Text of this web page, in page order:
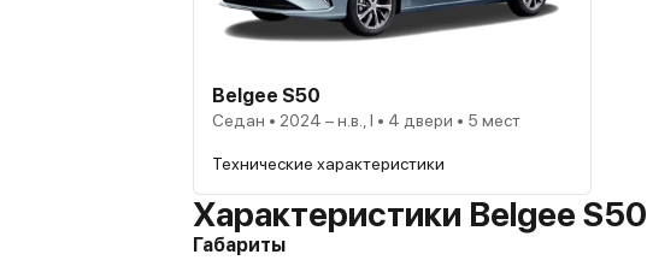
Belgee S50
Седан • 2024 – н.в., I • 4 двери • 5 мест
Технические характеристики
Характеристики Belgee S50
Габариты